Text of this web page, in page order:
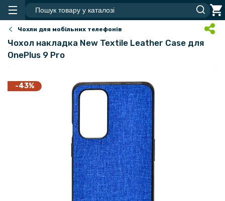
Чохли для мобільних телефонів
Чохол накладка New Textile Leather Cаse для
OnePlus 9 Pro
-43%